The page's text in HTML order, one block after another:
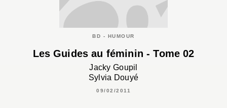
BD - HUMOUR
Les Guides au féminin - Tome 02
Jacky Goupil
Sylvia Douyé
09/02/2011